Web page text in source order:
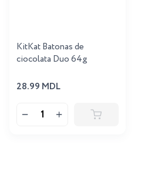
KitKat Batonas de
ciocolata Duo 64g
28.99 MDL